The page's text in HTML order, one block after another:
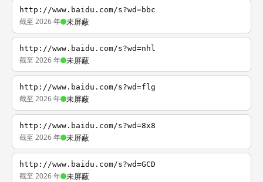
http://www.baidu.com/s?wd=bbc
截至 2026 年 未屏蔽
http://www.baidu.com/s?wd=nhl
截至 2026 年 未屏蔽
http://www.baidu.com/s?wd=flg
截至 2026 年 未屏蔽
http://www.baidu.com/s?wd=8x8
截至 2026 年 未屏蔽
http://www.baidu.com/s?wd=GCD
截至 2026 年 未屏蔽